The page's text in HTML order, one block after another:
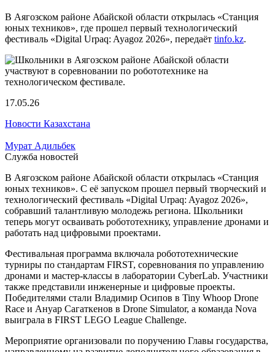
В Аягозском районе Абайской области открылась «Станция
юных техников», где прошел первый технологический
фестиваль «Digital Urpaq: Ayagoz 2026», передаёт tinfo.kz.
17.05.26
Новости Казахстана
Мурат Адильбек
Служба новостей
В Аягозском районе Абайской области открылась «Станция
юных техников». С её запуском прошел первый творческий и
технологический фестиваль «Digital Urpaq: Ayagoz 2026»,
собравший талантливую молодежь региона. Школьники
теперь могут осваивать робототехнику, управление дронами и
работать над цифровыми проектами.
Фестивальная программа включала робототехнические
турниры по стандартам FIRST, соревнования по управлению
дронами и мастер-классы в лаборатории CyberLab. Участники
также представили инженерные и цифровые проекты.
Победителями стали Владимир Осипов в Tiny Whoop Drone
Race и Ануар Сагаткенов в Drone Simulator, а команда Nova
выиграла в FIRST LEGO League Challenge.
Мероприятие организовали по поручению Главы государства,